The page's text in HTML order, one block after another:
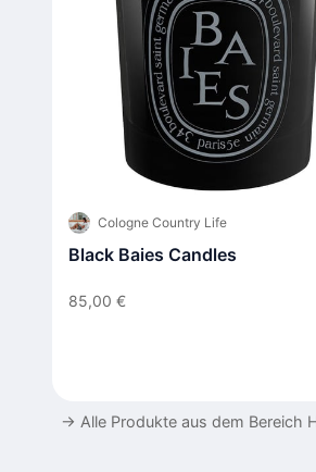
Cologne Country Life
Black Baies Candles
85,00 €
→ Alle Produkte aus dem Bereich